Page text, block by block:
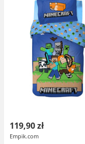
119,90 zł
Empik.com